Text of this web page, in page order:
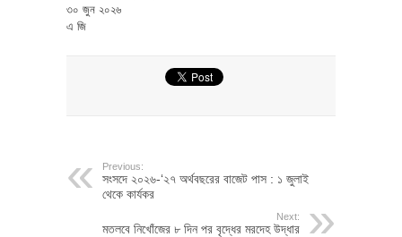
৩০ জুন ২০২৬
এ জি
Previous:
সংসদে ২০২৬-‘২৭ অর্থবছরের বাজেট পাস : ১ জুলাই
থেকে কার্যকর
Next:
মতলবে নিখোঁজের ৮ দিন পর বৃদ্ধের মরদেহ উদ্ধার